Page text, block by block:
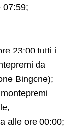
07:59;
23:00 tutti i
da
Bingone);
alle ore 00:00;